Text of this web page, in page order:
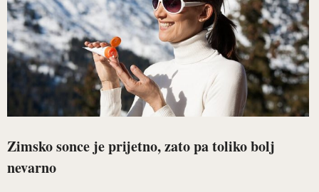
Zimsko sonce je prijetno, zato pa toliko bolj
nevarno